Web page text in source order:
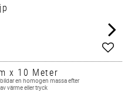
Add
x 10 Meter
en homogen massa efter
värme eller tryck